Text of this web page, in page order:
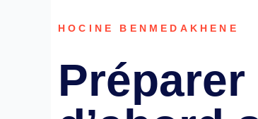
HOCINE BENMEDAKHENE
Préparer